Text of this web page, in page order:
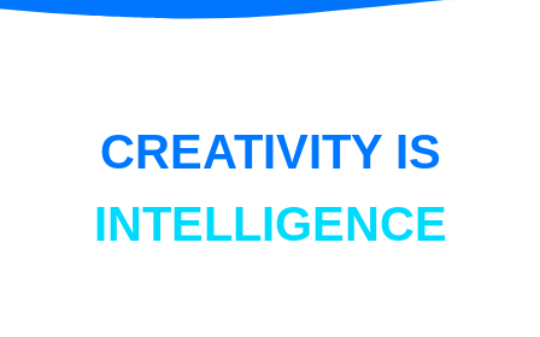
CREATIVITY IS
INTELLIGENCE